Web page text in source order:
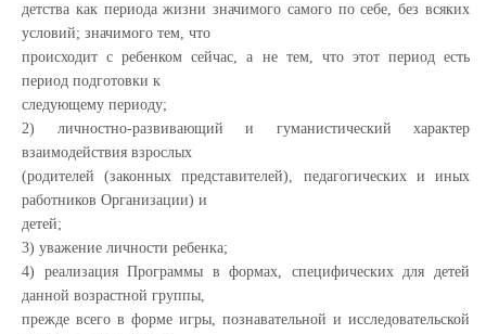
детства как периода жизни значимого самого по себе, без всяких
условий; значимого тем, что
происходит с ребенком сейчас, а не тем, что этот период есть
период подготовки к
следующему периоду;
2) личностно-развивающий и гуманистический характер
взаимодействия взрослых
(родителей (законных представителей), педагогических и иных
работников Организации) и
детей;
3) уважение личности ребенка;
4) реализация Программы в формах, специфических для детей
данной возрастной группы,
прежде всего в форме игры, познавательной и исследовательской